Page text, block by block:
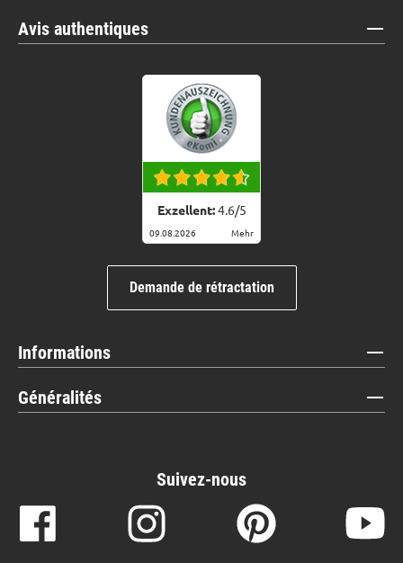
Avis authentiques
Exzellent:4.6/5
09.08.2026 Mehr
Demande de rétractation
Informations
Généralités
Suivez-nous